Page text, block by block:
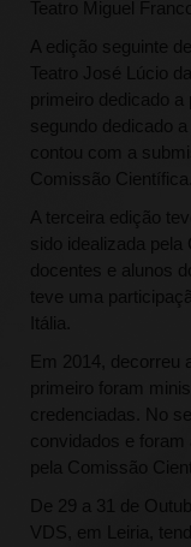
Teatro Miguel
A edição seguinte
Teatro José Lúcio
primeiro dedicado
segundo dedicado
contou com a
Comissão Científica.
A terceira edição
sido idealizada pela
docentes e alunos
teve uma
Itália.
Em 2014, decorreu
primeiro foram
credenciadas. No
convidados e foram
pela Comissão
De 29 a 31 de
VDS, em Leiria,